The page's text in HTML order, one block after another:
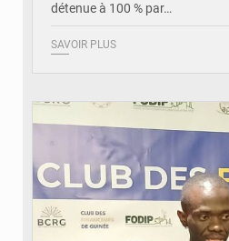
détenue à 100 % par…
SAVOIR PLUS